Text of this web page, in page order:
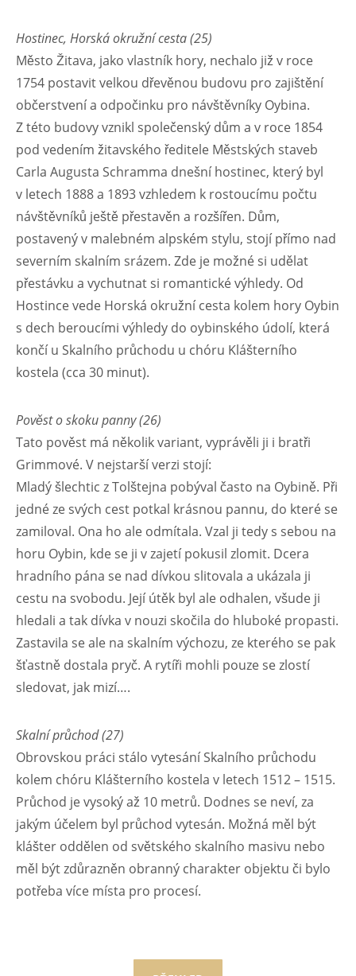
Hostinec, Horská okružní cesta (25)
Město Žitava, jako vlastník hory, nechalo již v roce
1754 postavit velkou dřevěnou budovu pro zajištění
občerstvení a odpočinku pro návštěvníky Oybina.
Z této budovy vznikl společenský dům a v roce 1854
pod vedením žitavského ředitele Městských staveb
Carla Augusta Schramma dnešní hostinec, který byl
v letech 1888 a 1893 vzhledem k rostoucímu počtu
návštěvníků ještě přestavěn a rozšířen. Dům,
postavený v malebném alpském stylu, stojí přímo nad
severním skalním srázem. Zde je možné si udělat
přestávku a vychutnat si romantické výhledy. Od
Hostince vede Horská okružní cesta kolem hory Oybin
s dech beroucími výhledy do oybinského údolí, která
končí u Skalního průchodu u chóru Klášterního
kostela (cca 30 minut).
Pověst o skoku panny (26)
Tato pověst má několik variant, vyprávěli ji i bratři
Grimmové. V nejstarší verzi stojí:
Mladý šlechtic z Tolštejna pobýval často na Oybině. Při
jedné ze svých cest potkal krásnou pannu, do které se
zamiloval. Ona ho ale odmítala. Vzal ji tedy s sebou na
horu Oybin, kde se ji v zajetí pokusil zlomit. Dcera
hradního pána se nad dívkou slitovala a ukázala ji
cestu na svobodu. Její útěk byl ale odhalen, všude ji
hledali a tak dívka v nouzi skočila do hluboké propasti.
Zastavila se ale na skalním výchozu, ze kterého se pak
šťastně dostala pryč. A rytíři mohli pouze se zlostí
sledovat, jak mizí….
Skalní průchod (27)
Obrovskou práci stálo vytesání Skalního průchodu
kolem chóru Klášterního kostela v letech 1512 – 1515.
Průchod je vysoký až 10 metrů. Dodnes se neví, za
jakým účelem byl průchod vytesán. Možná měl být
klášter oddělen od světského skalního masivu nebo
měl být zdůrazněn obranný charakter objektu či bylo
potřeba více místa pro procesí.